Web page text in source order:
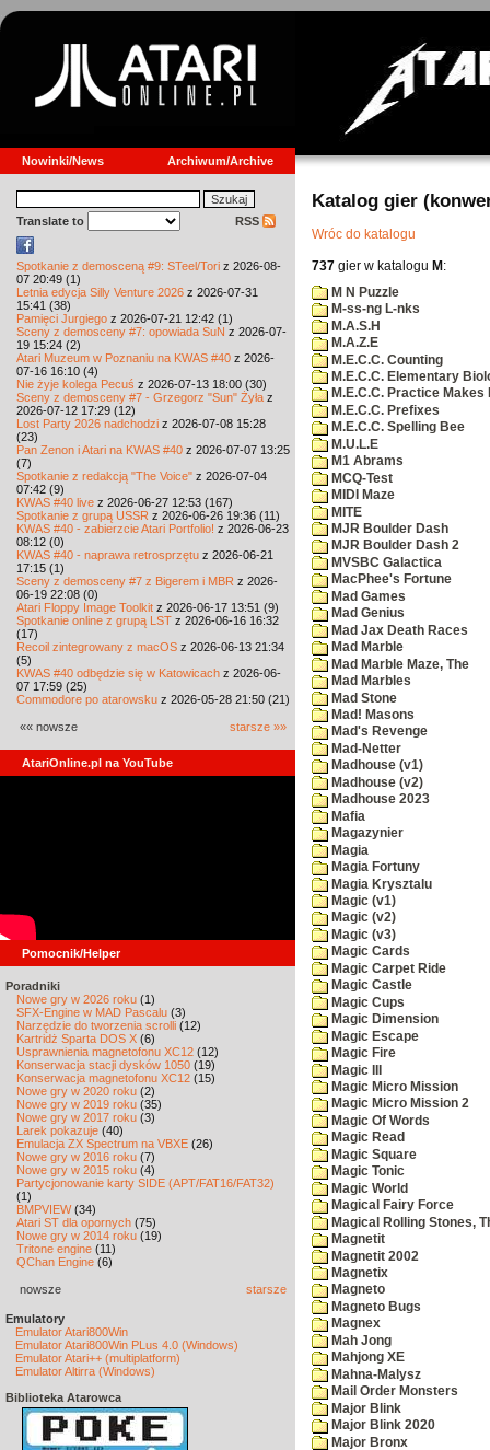
Nowinki/News Archiwum/Archive
Translate to RSS
Spotkanie z demosceną #9: STeel/Tori z 2026-08-
07 20:49 (1)
Letnia edycja Silly Venture 2026 z 2026-07-31
15:41 (38)
Pamięci Jurgiego z 2026-07-21 12:42 (1)
Sceny z demosceny #7: opowiada SuN z 2026-07-
19 15:24 (2)
Atari Muzeum w Poznaniu na KWAS #40 z 2026-
07-16 16:10 (4)
Nie żyje kolega Pecuś z 2026-07-13 18:00 (30)
Sceny z demosceny #7 - Grzegorz "Sun" Żyła z
2026-07-12 17:29 (12)
Lost Party 2026 nadchodzi z 2026-07-08 15:28
(23)
Pan Zenon i Atari na KWAS #40 z 2026-07-07 13:25
(7)
Spotkanie z redakcją "The Voice" z 2026-07-04
07:42 (9)
KWAS #40 live z 2026-06-27 12:53 (167)
Spotkanie z grupą USSR z 2026-06-26 19:36 (11)
KWAS #40 - zabierzcie Atari Portfolio! z 2026-06-23
08:12 (0)
KWAS #40 - naprawa retrosprzętu z 2026-06-21
17:15 (1)
Sceny z demosceny #7 z Bigerem i MBR z 2026-
06-19 22:08 (0)
Atari Floppy Image Toolkit z 2026-06-17 13:51 (9)
Spotkanie online z grupą LST z 2026-06-16 16:32
(17)
Recoil zintegrowany z macOS z 2026-06-13 21:34
(5)
KWAS #40 odbędzie się w Katowicach z 2026-06-
07 17:59 (25)
Commodore po atarowsku z 2026-05-28 21:50 (21)
«« nowsze starsze »»
AtariOnline.pl na YouTube
Pomocnik/Helper
Poradniki
Nowe gry w 2026 roku (1)
SFX-Engine w MAD Pascalu (3)
Narzędzie do tworzenia scrolli (12)
Kartridż Sparta DOS X (6)
Usprawnienia magnetofonu XC12 (12)
Konserwacja stacji dysków 1050 (19)
Konserwacja magnetofonu XC12 (15)
Nowe gry w 2020 roku (2)
Nowe gry w 2019 roku (35)
Nowe gry w 2017 roku (3)
Larek pokazuje (40)
Emulacja ZX Spectrum na VBXE (26)
Nowe gry w 2016 roku (7)
Nowe gry w 2015 roku (4)
Partycjonowanie karty SIDE (APT/FAT16/FAT32)
(1)
BMPVIEW(34)
Atari ST dla opornych (75)
Nowe gry w 2014 roku (19)
Tritone engine (11)
QChan Engine (6)
nowsze starsze
Emulatory
Emulator Atari800Win
Emulator Atari800Win PLus 4.0 (Windows)
Emulator Atari++ (multiplatform)
Emulator Altirra (Windows)
Biblioteka Atarowca
Katalog gier
Wróc do katalogu
737 gier w katalogu M :
M N Puzzle
M-ss-ng L-nks
M.A.S.H
M.A.Z.E
M.E.C.C. Counting
M.E.C.C. Elementary
M.E.C.C. Practice Makes
M.E.C.C. Prefixes
M.E.C.C. Spelling Bee
M.U.L.E
M1 Abrams
MCQ-Test
MIDI Maze
MITE
MJR Boulder Dash
MJR Boulder Dash 2
MVSBC Galactica
MacPhee's Fortune
Mad Games
Mad Genius
Mad Jax Death Races
Mad Marble
Mad Marble Maze, The
Mad Marbles
Mad Stone
Mad! Masons
Mad's Revenge
Mad-Netter
Madhouse (v1)
Madhouse (v2)
Madhouse 2023
Mafia
Magazynier
Magia
Magia Fortuny
Magia Krysztalu
Magic (v1)
Magic (v2)
Magic (v3)
Magic Cards
Magic Carpet Ride
Magic Castle
Magic Cups
Magic Dimension
Magic Escape
Magic Fire
Magic III
Magic Micro Mission
Magic Micro Mission 2
Magic Of Words
Magic Read
Magic Square
Magic Tonic
Magic World
Magical Fairy Force
Magical Rolling Stones,
Magnetit
Magnetit 2002
Magnetix
Magneto
Magneto Bugs
Magnex
Mah Jong
Mahjong XE
Mahna-Malysz
Mail Order Monsters
Major Blink
Major Blink 2020
Major Bronx